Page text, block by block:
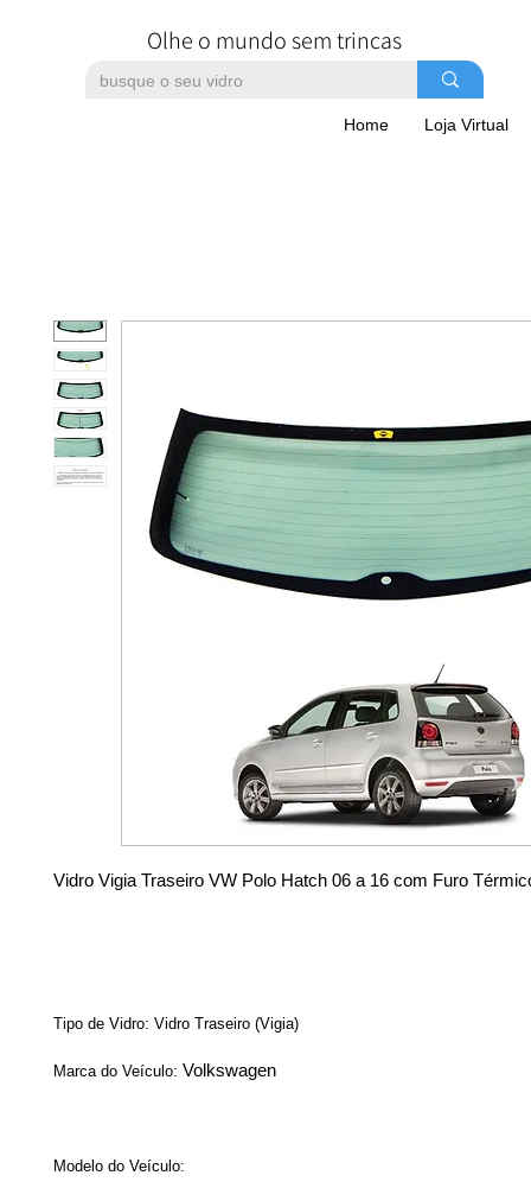
Olhe o mundo sem trincas
Home Loja Virtual
Vidro Vigia Traseiro VW Polo Hatch 06 a 16 com Furo
Tipo de Vidro: Vidro Traseiro (Vigia)
Marca do Veículo: Volkswagen
Modelo do Veículo: